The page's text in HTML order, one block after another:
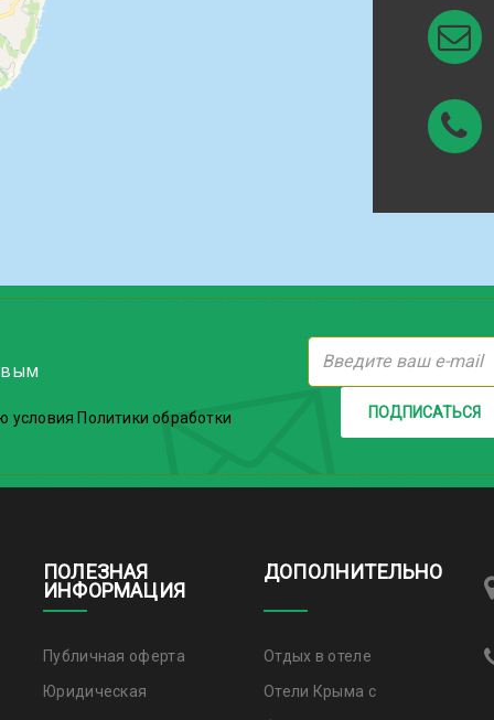
Политики обработки ПОДПИСАТЬСЯ
ПОЛЕЗНАЯ
ИНФОРМАЦИЯ
Публичная оферта
Юридическая
ДОПОЛНИТЕЛЬНО
Отдых в отеле
Отели Крыма с